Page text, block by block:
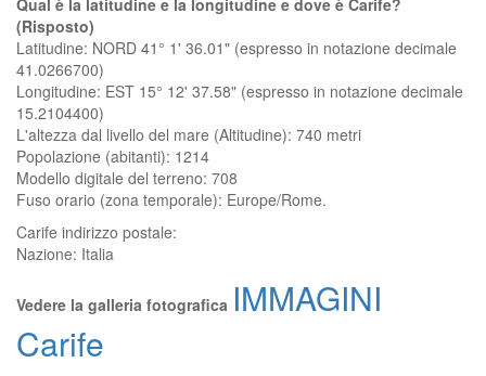
Qual è la latitudine e la longitudine e dove è Carife?
(Risposto)
Latitudine: NORD 41° 1' 36.01" (espresso in notazione decimale
41.0266700)
Longitudine: EST 15° 12' 37.58" (espresso in notazione decimale
15.2104400)
L'altezza dal livello del mare (Altitudine): 740 metri
Popolazione (abitanti): 1214
Modello digitale del terreno: 708
Fuso orario (zona temporale): Europe/Rome.
Carife indirizzo postale:
Nazione: Italia
Vedere la galleria fotografica IMMAGINI
Carife